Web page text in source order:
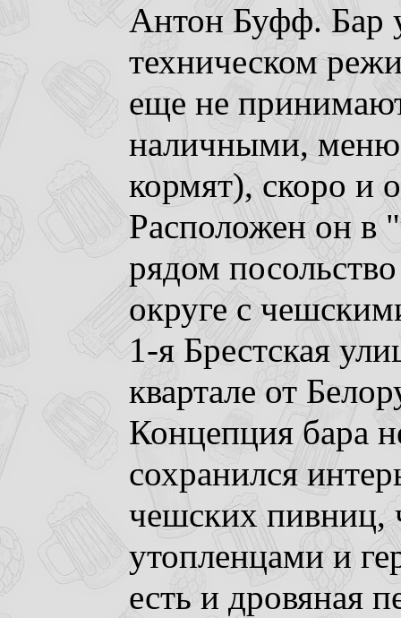
Антон Буфф. Бар
техническом
еще не
наличными, меню
кормят), скоро и
Расположен он в
рядом
округе с
1-я Брестская
квартале от
Концепция бара
сохранился
чешских пивниц,
утопленцами и
есть и дровяная